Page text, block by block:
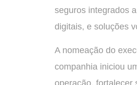
seguros integrados
digitais, e soluções
A nomeação do
companhia iniciou
operação, fortalecer